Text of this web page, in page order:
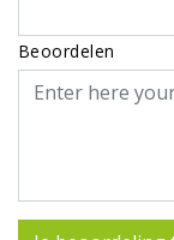
Beoordelen